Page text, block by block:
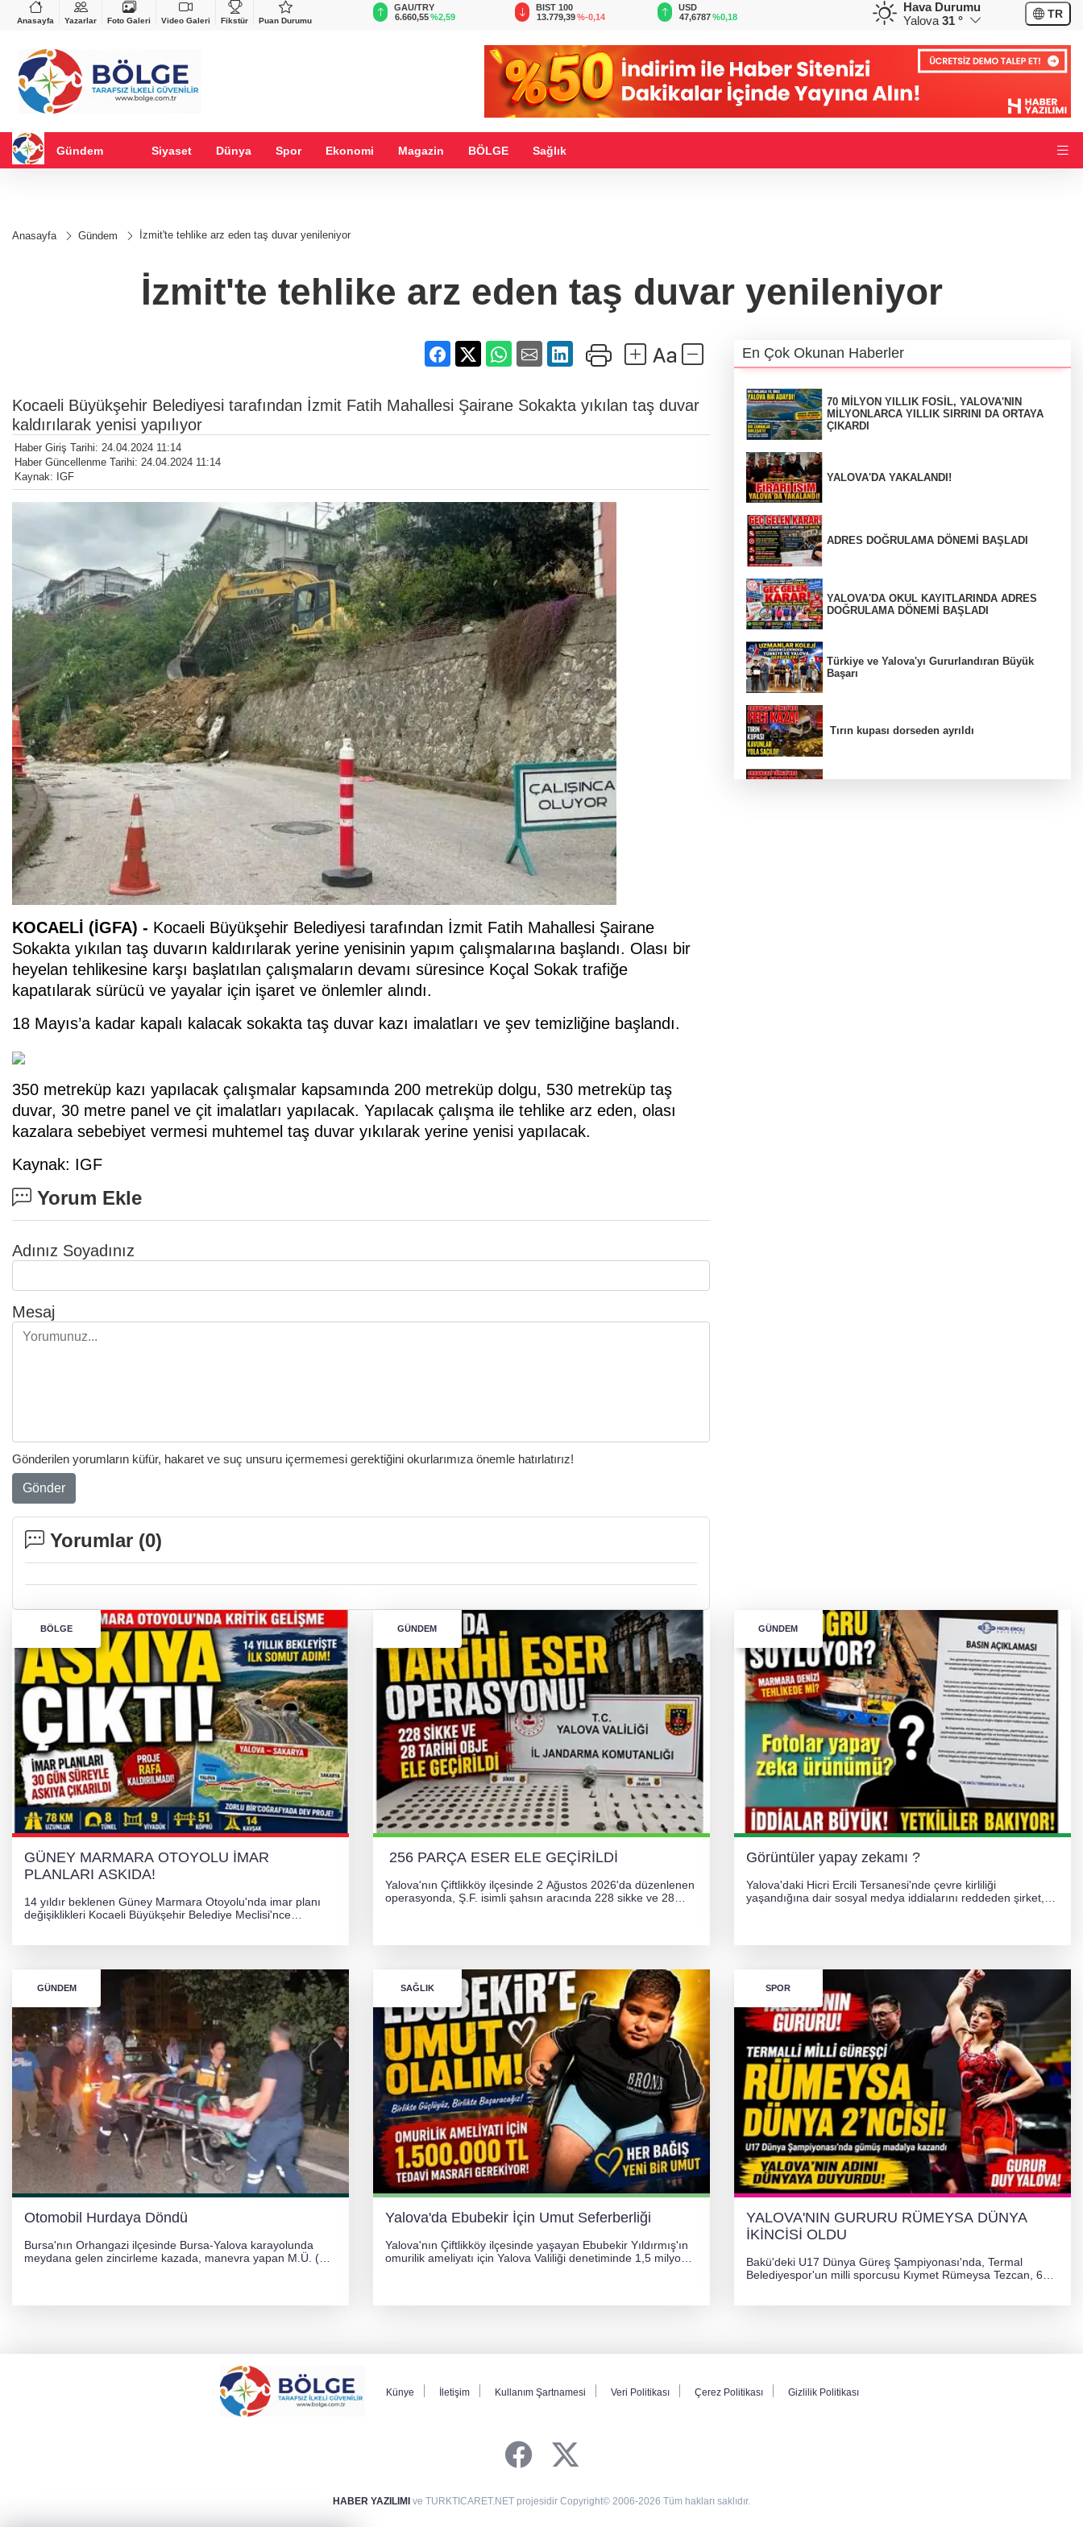
Anasayfa Yazarlar Foto Galeri Video Galeri Fikstür Puan Durumu
%-0,22
VND
0,0018
%0,32
GAU/TRY
6.660,55%2,59
BIST 100
13.779,39%-0,14
USD
47,6787%0,18
EUR
55,1254 %0,32 %0,38
CHF
59,0083
Hava Durumu
Yalova 31 ° TR
Gündem Siyaset Dünya Spor Ekonomi Magazin BÖLGE Sağlık
Anasayfa Gündem İzmit'te tehlike arz eden taş duvar yenileniyor
İzmit'te tehlike arz eden taş duvar yenileniyor
Kocaeli Büyükşehir Belediyesi tarafından İzmit Fatih Mahallesi Şairane Sokakta yıkılan taş duvar
kaldırılarak yenisi yapılıyor
Haber Giriş Tarihi: 24.04.2024 11:14
Haber Güncellenme Tarihi: 24.04.2024 11:14
Kaynak: IGF
KOCAELİ (İGFA) - Kocaeli Büyükşehir Belediyesi tarafından İzmit Fatih Mahallesi Şairane
Sokakta yıkılan taş duvarın kaldırılarak yerine yenisinin yapım çalışmalarına başlandı. Olası bir
heyelan tehlikesine karşı başlatılan çalışmaların devamı süresince Koçal Sokak trafiğe
kapatılarak sürücü ve yayalar için işaret ve önlemler alındı.
18 Mayıs’a kadar kapalı kalacak sokakta taş duvar kazı imalatları ve şev temizliğine başlandı.
350 metreküp kazı yapılacak çalışmalar kapsamında 200 metreküp dolgu, 530 metreküp taş
duvar, 30 metre panel ve çit imalatları yapılacak. Yapılacak çalışma ile tehlike arz eden, olası
kazalara sebebiyet vermesi muhtemel taş duvar yıkılarak yerine yenisi yapılacak.
Kaynak: IGF
Yorum Ekle
Adınız Soyadınız
Mesaj
Gönderilen yorumların küfür, hakaret ve suç unsuru içermemesi gerektiğini okurlarımıza önemle hatırlatırız!
Gönder
Yorumlar (0)
En Çok Okunan Haberler
70 MİLYON YILLIK FOSİL, YALOVA'NIN
MİLYONLARCA YILLIK SIRRINI DA ORTAYA
ÇIKARDI
YALOVA'DA YAKALANDI!
ADRES DOĞRULAMA DÖNEMİ BAŞLADI
YALOVA'DA OKUL KAYITLARINDA ADRES
DOĞRULAMA DÖNEMİ BAŞLADI
Türkiye ve Yalova'yı Gururlandıran Büyük
Başarı
Tırın kupası dorseden ayrıldı
BÖLGE
GÜNEY MARMARA OTOYOLU İMAR
PLANLARI ASKIDA!
14 yıldır beklenen Güney Marmara Otoyolu'nda imar planı
değişiklikleri Kocaeli Büyükşehir Belediye Meclisi'nce
GÜNDEM
256 PARÇA ESER ELE GEÇİRİLDİ
Yalova'nın Çiftlikköy ilçesinde 2 Ağustos 2026'da düzenlenen
operasyonda, Ş.F. isimli şahsın aracında 228 sikke ve 28
GÜNDEM
Görüntüler yapay zekamı ?
Yalova'daki Hicri Ercili Tersanesi'nde çevre kirliliği
yaşandığına dair sosyal medya iddialarını reddeden şirket,
GÜNDEM
Otomobil Hurdaya Döndü
Bursa'nın Orhangazi ilçesinde Bursa-Yalova karayolunda
meydana gelen zincirleme kazada, manevra yapan M.Ü. (35)
SAĞLIK
Yalova'da Ebubekir İçin Umut Seferberliği
Yalova'nın Çiftlikköy ilçesinde yaşayan Ebubekir Yıldırmış'ın
omurilik ameliyatı için Yalova Valiliği denetiminde 1,5 milyon
SPOR
YALOVA'NIN GURURU RÜMEYSA DÜNYA
İKİNCİSİ OLDU
Bakü'deki U17 Dünya Güreş Şampiyonası'nda, Termal
Belediyespor'un milli sporcusu Kıymet Rümeysa Tezcan, 69
Künye İletişim Kullanım Şartnamesi Veri Politikası Çerez Politikası Gizlilik Politikası
HABER YAZILIMI ve TURKTICARET.NET projesidir Copyright© 2006-2026 Tüm hakları saklıdır.